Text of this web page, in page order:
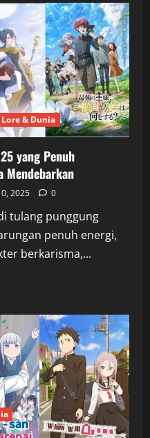
Lore & Dunia
yang Penuh
Mendebarkan
2025 0
tulang punggung
penuh energi,
berkarisma,...